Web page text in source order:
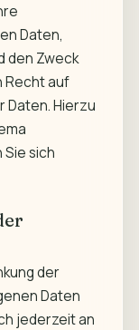
Daten,
den Zweck
Recht auf
Daten. Hierzu
sich
der
Daten
jederzeit an